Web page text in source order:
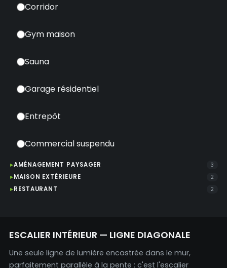
Corridor
Gym maison
Sauna
Garage résidentiel
Entrepôt
Commercial suspendu
AMÉNAGEMENT PAYSAGER 3
MAISON EXTÉRIEURE 2
RESTAURANT 2
ESCALIER INTÉRIEUR — LIGNE DIAGONALE
Une seule ligne de lumière encastrée dans le mur,
parfaitement parallèle à la pente : c'est l'escalier